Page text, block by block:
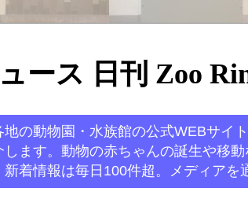
ース 日刊 Zoo
の動物園・水族館の公式WEBサイ
ます。動物の赤ちゃんの誕生や移
着情報は毎日100件超。メディアを